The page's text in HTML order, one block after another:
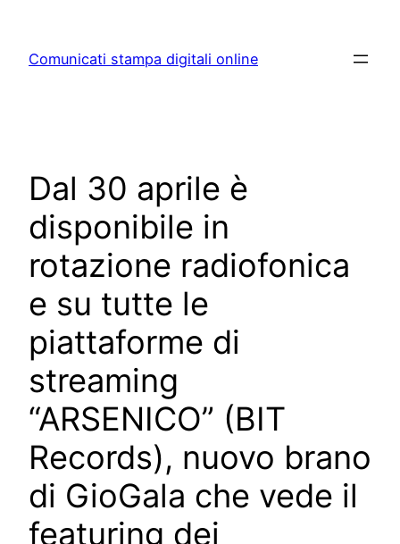
content
Comunicati stampa digitali online
Dal 30 aprile è
disponibile in
rotazione radiofonica
e su tutte le
piattaforme di
streaming
“ARSENICO” (BIT
Records), nuovo brano
di GioGala che vede il
featuring dei